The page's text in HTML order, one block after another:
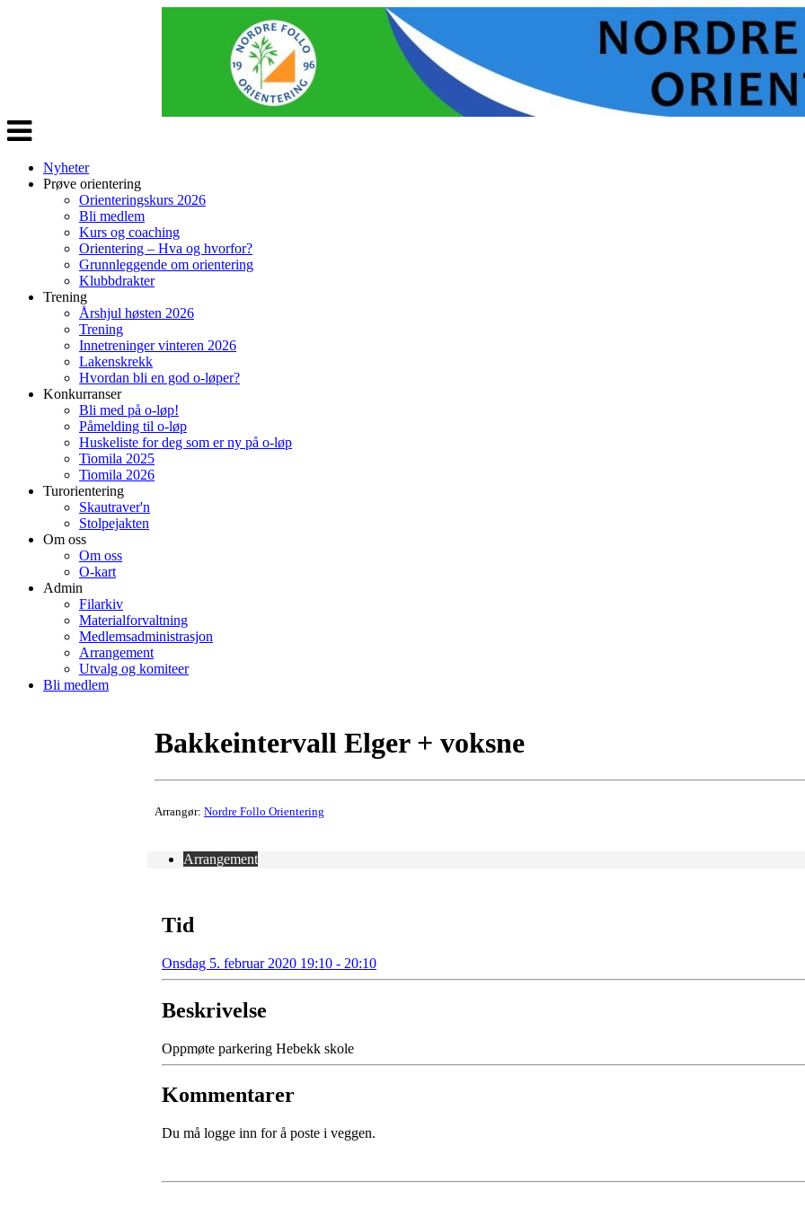
Veksle
navigasjon
Nyheter
Prøve orientering
Orienteringskurs 2026
Bli medlem
Kurs og coaching
Orientering – Hva og hvorfor?
Grunnleggende om orientering
Klubbdrakter
Trening
Årshjul høsten 2026
Trening
Innetreninger vinteren 2026
Lakenskrekk
Hvordan bli en god o-løper?
Konkurranser
Bli med på o-løp!
Påmelding til o-løp
Huskeliste for deg som er ny på o-løp
Tiomila 2025
Tiomila 2026
Turorientering
Skautraver'n
Stolpejakten
Om oss
Om oss
O-kart
Admin
Filarkiv
Materialforvaltning
Medlemsadministrasjon
Arrangement
Utvalg og komiteer
Bli medlem
Bakkeintervall Elger + voksne
Arrangør: Nordre Follo Orientering
Arrangement
Tid
Onsdag 5. februar 2020 19:10 - 20:10
Beskrivelse
Oppmøte parkering Hebekk skole
Kommentarer
Du må logge inn for å poste i veggen.